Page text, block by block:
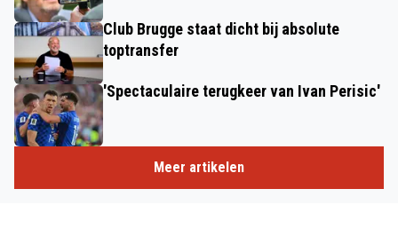
Club Brugge staat dicht bij absolute
toptransfer
'Spectaculaire terugkeer van Ivan Perisic'
Meer artikelen